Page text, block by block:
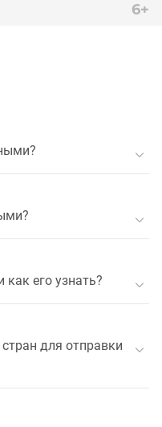
6+
его узнать?
для отправки